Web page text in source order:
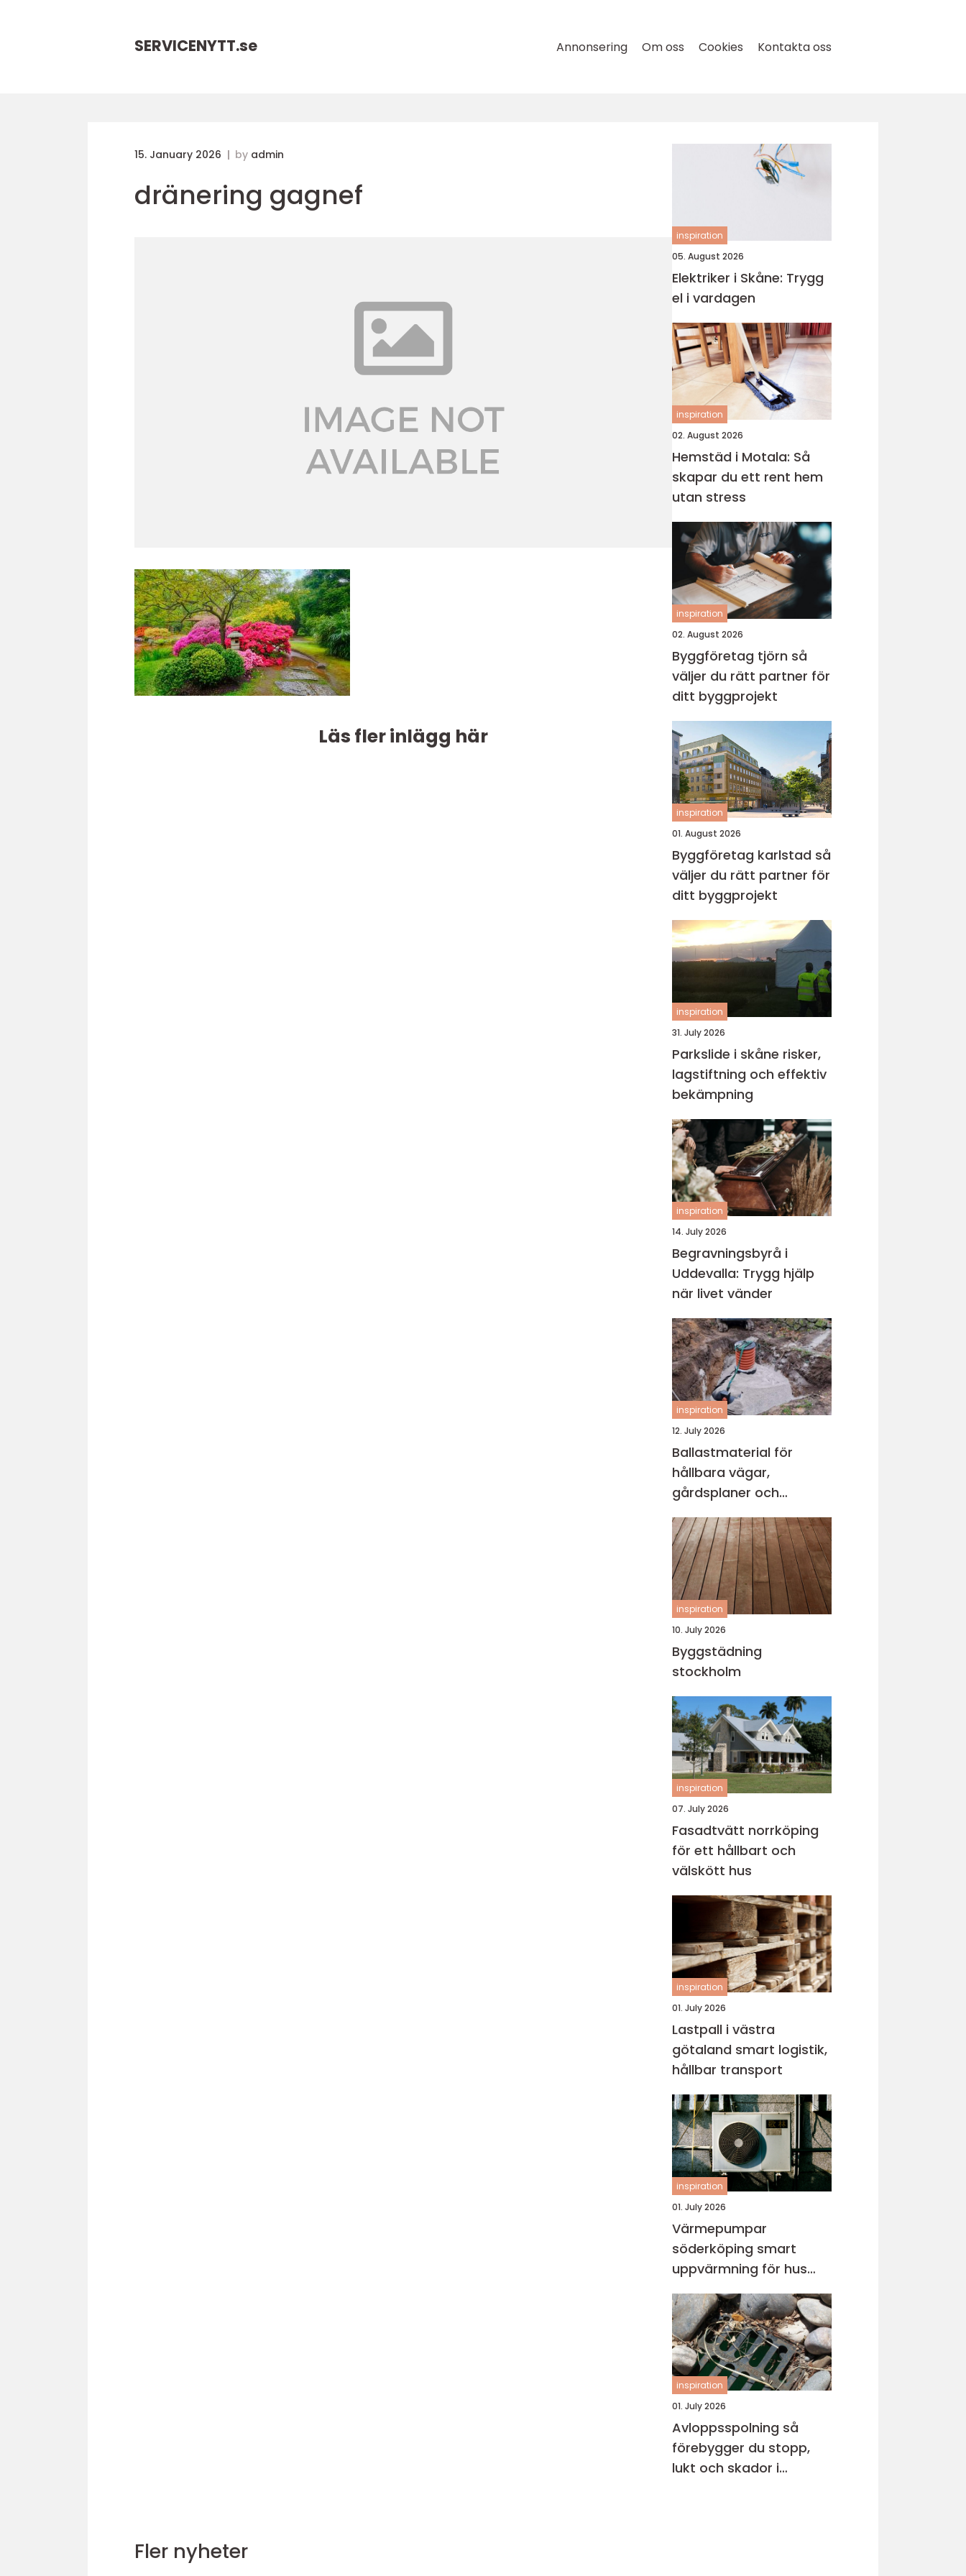
SERVICENYTT.se Annonsering Om oss Cookies Kontakta oss
15. January 2026 by admin
dränering gagnef
Läs fler inlägg här
inspiration
05. August 2026
Elektriker i Skåne: Trygg
el i vardagen
inspiration
02. August 2026
Hemstäd i Motala: Så
skapar du ett rent hem
utan stress
inspiration
02. August 2026
Byggföretag tjörn så
väljer du rätt partner för
ditt byggprojekt
inspiration
01. August 2026
Byggföretag karlstad så
väljer du rätt partner för
ditt byggprojekt
inspiration
31. July 2026
Parkslide i skåne risker,
lagstiftning och effektiv
bekämpning
inspiration
14. July 2026
Begravningsbyrå i
Uddevalla: Trygg hjälp
när livet vänder
inspiration
12. July 2026
Ballastmaterial för
hållbara vägar,
gårdsplaner och
byggprojekt
inspiration
10. July 2026
Byggstädning
stockholm
inspiration
07. July 2026
Fasadtvätt norrköping
för ett hållbart och
välskött hus
inspiration
01. July 2026
Lastpall i västra
götaland smart logistik,
hållbar transport
inspiration
01. July 2026
Värmepumpar
söderköping smart
uppvärmning för hus
och fritidsboende
inspiration
01. July 2026
Avloppsspolning så
förebygger du stopp,
lukt och skador i
Fler nyheter